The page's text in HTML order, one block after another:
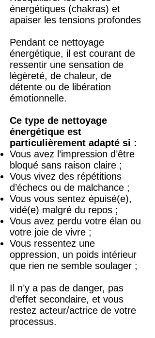
énergétiques (chakras) et
apaiser les tensions profondes
Pendant ce nettoyage
énergétique, il est courant de
ressentir une sensation de
légèreté, de chaleur, de
détente ou de libération
émotionnelle.
Ce type de nettoyage
énergétique est
particulièrement adapté si :
Vous avez l’impression d’être
bloqué sans raison claire ;
Vous vivez des répétitions
d’échecs ou de malchance ;
Vous vous sentez épuisé(e),
vidé(e) malgré du repos ;
Vous avez perdu votre élan ou
votre joie de vivre ;
Vous ressentez une
oppression, un poids intérieur
que rien ne semble soulager ;
Il n’y a pas de danger, pas
d’effet secondaire, et vous
restez acteur/actrice de votre
processus.